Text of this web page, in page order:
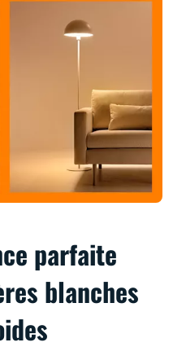
parfaite
blanches